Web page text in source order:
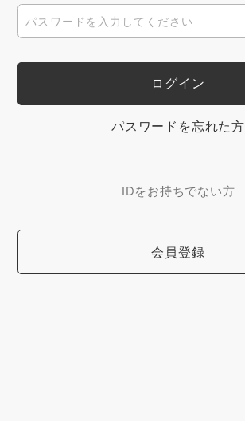
パスワードを忘れた方
IDをお持ちでない方
会員登録